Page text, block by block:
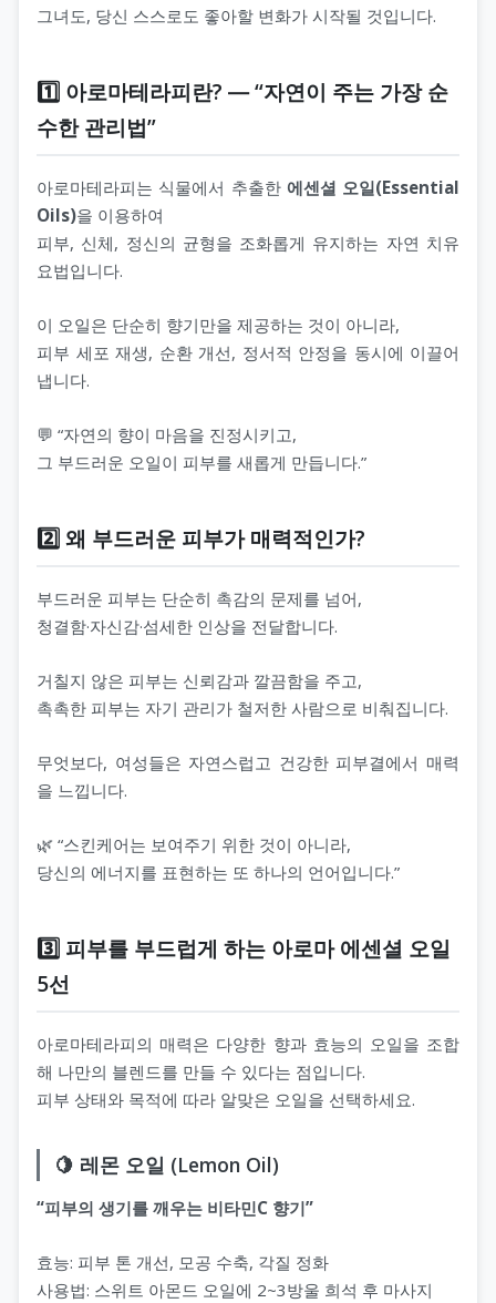
그녀도, 당신 스스로도 좋아할 변화가 시작될 것입니다.
1️⃣ 아로마테라피란? ― “자연이 주는 가장 순
수한 관리법”
아로마테라피는 식물에서 추출한 에센셜 오일(Essential
Oils)을 이용하여
피부, 신체, 정신의 균형을 조화롭게 유지하는 자연 치유
요법입니다.
이 오일은 단순히 향기만을 제공하는 것이 아니라,
피부 세포 재생, 순환 개선, 정서적 안정을 동시에 이끌어
냅니다.
💬 “자연의 향이 마음을 진정시키고,
그 부드러운 오일이 피부를 새롭게 만듭니다.”
2️⃣ 왜 부드러운 피부가 매력적인가?
부드러운 피부는 단순히 촉감의 문제를 넘어,
청결함·자신감·섬세한 인상을 전달합니다.
거칠지 않은 피부는 신뢰감과 깔끔함을 주고,
촉촉한 피부는 자기 관리가 철저한 사람으로 비춰집니다.
무엇보다, 여성들은 자연스럽고 건강한 피부결에서 매력
을 느낍니다.
🌿 “스킨케어는 보여주기 위한 것이 아니라,
당신의 에너지를 표현하는 또 하나의 언어입니다.”
3️⃣ 피부를 부드럽게 하는 아로마 에센셜 오일
5선
아로마테라피의 매력은 다양한 향과 효능의 오일을 조합
해 나만의 블렌드를 만들 수 있다는 점입니다.
피부 상태와 목적에 따라 알맞은 오일을 선택하세요.
🍋 레몬 오일 (Lemon Oil)
“피부의 생기를 깨우는 비타민C 향기”
효능: 피부 톤 개선, 모공 수축, 각질 정화
사용법: 스위트 아몬드 오일에 2~3방울 희석 후 마사지